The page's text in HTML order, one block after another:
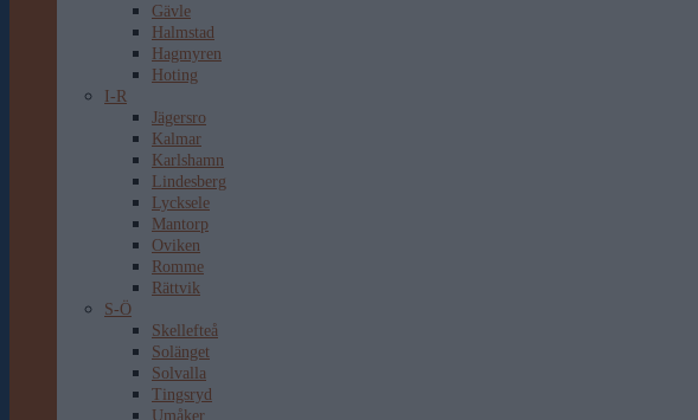
Gävle
Halmstad
Hagmyren
Hoting
I-R
Jägersro
Kalmar
Karlshamn
Lindesberg
Lycksele
Mantorp
Oviken
Romme
Rättvik
S-Ö
Skellefteå
Solänget
Solvalla
Tingsryd
Umåker